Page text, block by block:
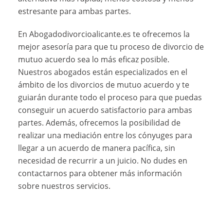
estresante para ambas partes.
En Abogadodivorcioalicante.es te ofrecemos la
mejor asesoría para que tu proceso de divorcio de
mutuo acuerdo sea lo más eficaz posible.
Nuestros abogados están especializados en el
ámbito de los divorcios de mutuo acuerdo y te
guiarán durante todo el proceso para que puedas
conseguir un acuerdo satisfactorio para ambas
partes. Además, ofrecemos la posibilidad de
realizar una mediación entre los cónyuges para
llegar a un acuerdo de manera pacífica, sin
necesidad de recurrir a un juicio. No dudes en
contactarnos para obtener más información
sobre nuestros servicios.